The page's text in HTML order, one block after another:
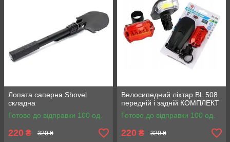
Лопата саперна Shovel
складна
Готово до відправки 100 од.
220 ₴ 320 ₴
Велосипедний ліхтар BL 508
передній і задній КОМПЛЕКТ
Готово до відправки 100 од.
220 ₴ 320 ₴